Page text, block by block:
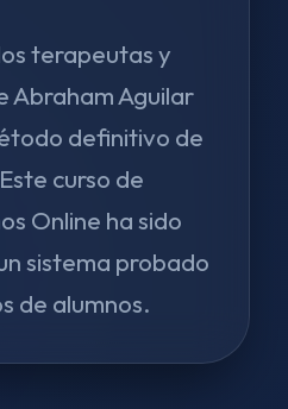
terapeutas y
Abraham Aguilar
definitivo de
curso de
Online ha sido
sistema probado
de alumnos.